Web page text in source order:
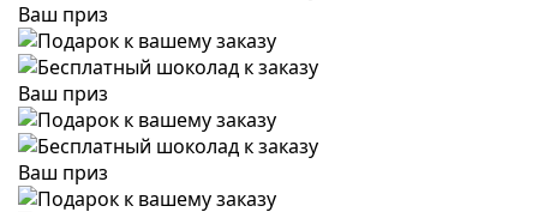
Ваш приз
Ваш приз
Ваш приз